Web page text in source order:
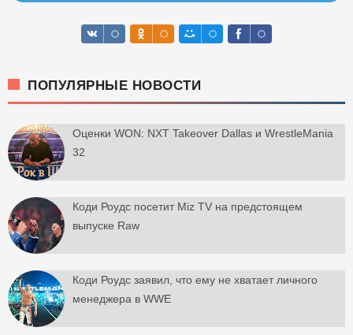
ПОПУЛЯРНЫЕ НОВОСТИ
Оценки WON: NXT Takeover Dallas и WrestleMania
32
Коди Роудс посетит Miz TV на предстоящем
выпуске Raw
Коди Роудс заявил, что ему не хватает личного
менеджера в WWE